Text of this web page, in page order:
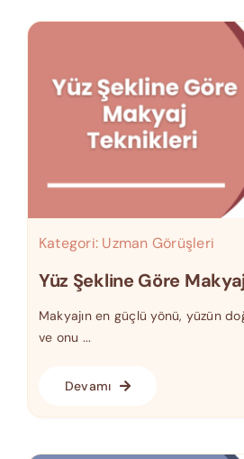
Kategori: Uzman Görüşleri
Yüz Şekline Göre
Makyajın en güçlü yönü, yüzün
ve onu ...
Devamı